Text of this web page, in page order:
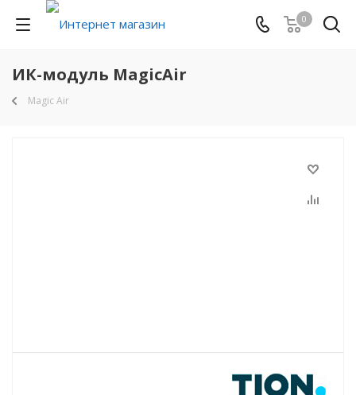
0
ИК-модуль MagicAir
Magic Air